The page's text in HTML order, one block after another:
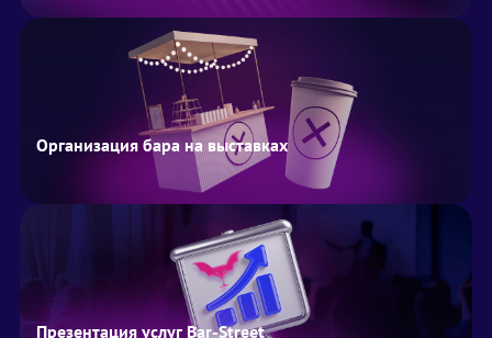
Организация бара на выставках
Презентация услуг Bar-Street